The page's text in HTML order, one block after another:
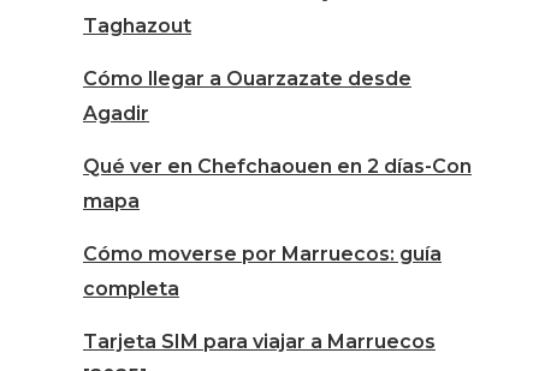
Taghazout
Cómo llegar a Ouarzazate desde
Agadir
Qué ver en Chefchaouen en 2 días-Con
mapa
Cómo moverse por Marruecos: guía
completa
Tarjeta SIM para viajar a Marruecos